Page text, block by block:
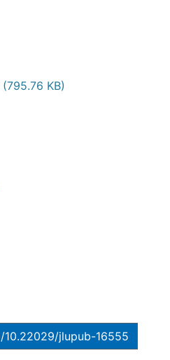
(795.76 KB)
jlupub-16555